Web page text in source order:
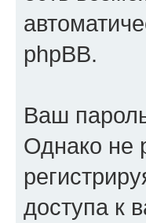
phpBB.
Ваш
Однако не
доступа к